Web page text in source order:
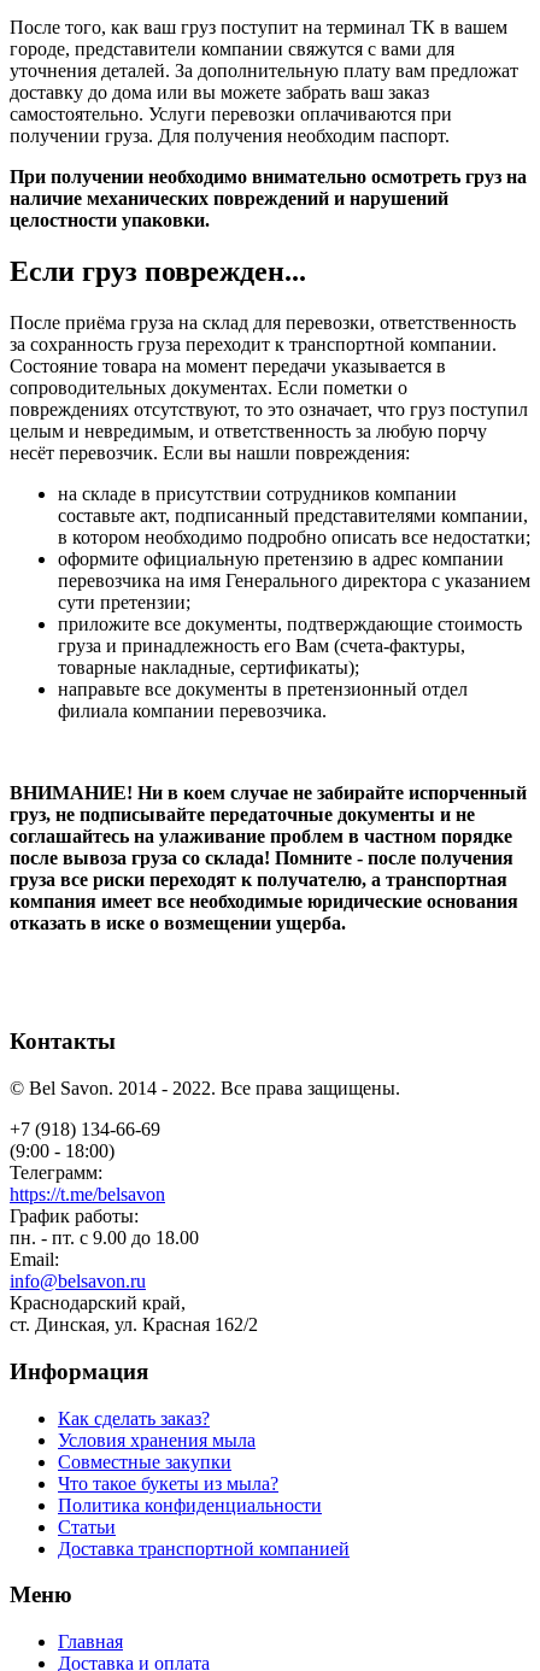
После того, как ваш груз поступит на терминал ТК в вашем
городе, представители компании свяжутся с вами для
уточнения деталей. За дополнительную плату вам предложат
доставку до дома или вы можете забрать ваш заказ
самостоятельно. Услуги перевозки оплачиваются при
получении груза. Для получения необходим паспорт.
При получении необходимо внимательно осмотреть груз на
наличие механических повреждений и нарушений
целостности упаковки.
Если груз поврежден...
После приёма груза на склад для перевозки, ответственность
за сохранность груза переходит к транспортной компании.
Состояние товара на момент передачи указывается в
сопроводительных документах. Если пометки о
повреждениях отсутствуют, то это означает, что груз поступил
целым и невредимым, и ответственность за любую порчу
несёт перевозчик. Если вы нашли повреждения:
на складе в присутствии сотрудников компании
составьте акт, подписанный представителями компании,
в котором необходимо подробно описать все недостатки;
оформите официальную претензию в адрес компании
перевозчика на имя Генерального директора с указанием
сути претензии;
приложите все документы, подтверждающие стоимость
груза и принадлежность его Вам (счета-фактуры,
товарные накладные, сертификаты);
направьте все документы в претензионный отдел
филиала компании перевозчика.
ВНИМАНИЕ! Ни в коем случае не забирайте испорченный
груз, не подписывайте передаточные документы и не
соглашайтесь на улаживание проблем в частном порядке
после вывоза груза со склада! Помните - после получения
груза все риски переходят к получателю, а транспортная
компания имеет все необходимые юридические основания
отказать в иске о возмещении ущерба.
Контакты
© Bel Savon. 2014 - 2022. Все права защищены.
+7 (918) 134-66-69
(9:00 - 18:00)
Телеграмм:
https://t.me/belsavon
График работы:
пн. - пт. с 9.00 до 18.00
Email:
info@belsavon.ru
Краснодарский край,
ст. Динская, ул. Красная 162/2
Информация
Как сделать заказ?
Условия хранения мыла
Совместные закупки
Что такое букеты из мыла?
Политика конфиденциальности
Статьи
Доставка транспортной компанией
Меню
Главная
Доставка и оплата